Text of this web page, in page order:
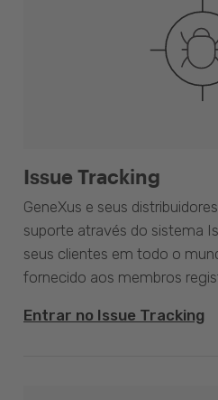
Issue Tracking
GeneXus e seus
suporte através do sistema
seus clientes em todo o
fornecido aos membros
Entrar no Issue Tracking